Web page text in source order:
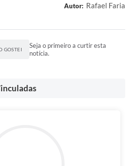
Autor: Rafael Faria
GOSTEI
Seja o primeiro a curtir esta
notícia.